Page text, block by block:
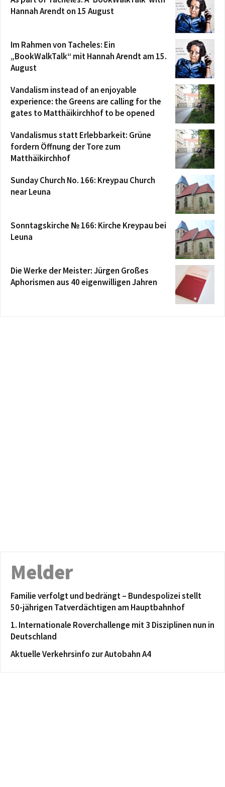
Hannah Arendt on 15 August
Im Rahmen von Tacheles: Ein
„BookWalkTalk“ mit Hannah Arendt am 15.
August
Vandalism instead of an enjoyable
experience: the Greens are calling for the
gates to Matthäikirchhof to be opened
Vandalismus statt Erlebbarkeit: Grüne
fordern Öffnung der Tore zum
Matthäikirchhof
Sunday Church No. 166: Kreypau Church
near Leuna
Sonntagskirche № 166: Kirche Kreypau bei
Leuna
Die Werke der Meister: Jürgen Großes
Aphorismen aus 40 eigenwilligen Jahren
Melder
Familie verfolgt und bedrängt – Bundespolizei stellt
50-jährigen Tatverdächtigen am Hauptbahnhof
1. Internationale Roverchallenge mit 3 Disziplinen nun in
Deutschland
Aktuelle Verkehrsinfo zur Autobahn A4